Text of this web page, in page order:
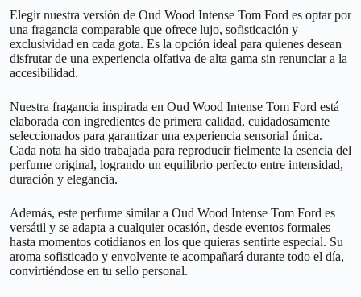
Elegir nuestra versión de Oud Wood Intense Tom Ford es optar por
una fragancia comparable que ofrece lujo, sofisticación y
exclusividad en cada gota. Es la opción ideal para quienes desean
disfrutar de una experiencia olfativa de alta gama sin renunciar a la
accesibilidad.
Nuestra fragancia inspirada en Oud Wood Intense Tom Ford está
elaborada con ingredientes de primera calidad, cuidadosamente
seleccionados para garantizar una experiencia sensorial única.
Cada nota ha sido trabajada para reproducir fielmente la esencia del
perfume original, logrando un equilibrio perfecto entre intensidad,
duración y elegancia.
Además, este perfume similar a Oud Wood Intense Tom Ford es
versátil y se adapta a cualquier ocasión, desde eventos formales
hasta momentos cotidianos en los que quieras sentirte especial. Su
aroma sofisticado y envolvente te acompañará durante todo el día,
convirtiéndose en tu sello personal.